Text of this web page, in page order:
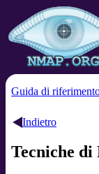
Download
Docs
Guida di
Indietro
Tecniche di